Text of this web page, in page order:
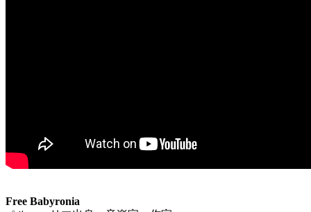
Free Babyronia